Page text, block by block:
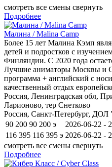
смотреть все смены свернуть
Подробнее
Малина / Malina Camp
Более 15 лет Малина Кэмп
детей и подростков c
Финляндии. С 2020 года
Лучшие аниматоры Москвы и
программа + английский с
качественный отдых
Россия, Ленинградская обл,
Ларионово, тер Снетково
Россия, Санкт-Петербург,
90 200 90 200 э
2026-06-22 -
116 395 116 395 э 2026-06-22 -
смотреть все смены свернуть
Подробнее